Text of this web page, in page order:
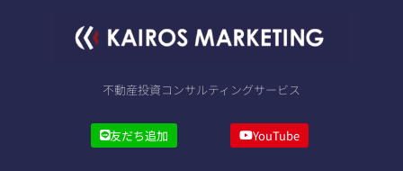
不動産投資コンサルティングサービス
友だち追加 YouTube